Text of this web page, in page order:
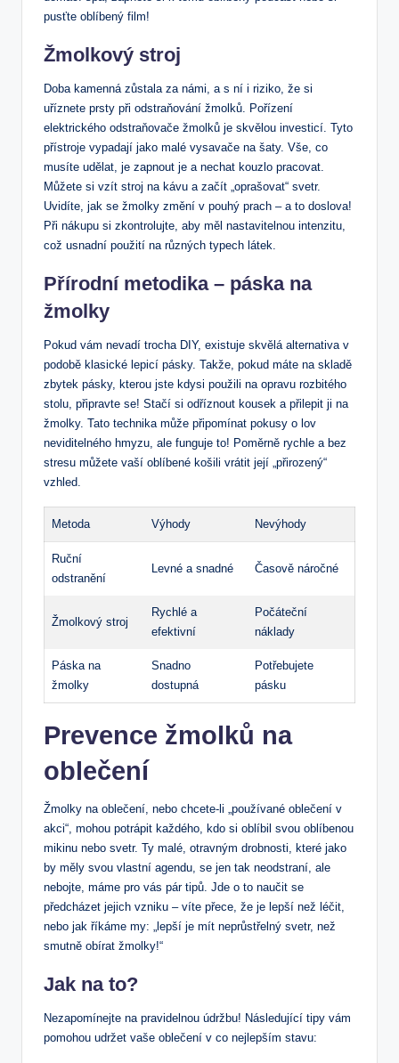
pusťte oblíbený ⁤film!
Žmolkový stroj
Doba kamenná zůstala za námi, ‍a s ní i riziko, že si
uříznete prsty při odstraňování žmolků. ‍Pořízení
elektrického odstraňovače žmolků je skvělou investicí. Tyto
přístroje vypadají‌ jako‌ malé vysavače na šaty. Vše,⁣ co
musíte udělat, ⁢je ‍zapnout je a nechat kouzlo pracovat.
Můžete si vzít ​stroj‍ na kávu a začít‌ „oprašovat“ svetr.​
Uvidíte, jak se žmolky změní v pouhý prach –‍ a to doslova!
Při nákupu⁢ si zkontrolujte, aby měl nastavitelnou intenzitu,
což usnadní použití na různých typech látek.
Přírodní ⁤metodika – páska na
žmolky
Pokud vám⁣ nevadí trocha DIY, existuje skvělá alternativa v
podobě klasické lepicí‌ pásky. Takže, pokud‌ máte na skladě
zbytek pásky, kterou jste kdysi použili na ‌opravu rozbitého
stolu, připravte​ se! Stačí ⁢si odříznout kousek ‍a přilepit ji na
žmolky. Tato technika může připomínat pokusy o lov
neviditelného⁣ hmyzu, ale funguje to! Poměrně rychle a bez
stresu můžete vaší oblíbené košili vrátit její „přirozený“
vzhled.
Metoda Výhody Nevýhody
Ruční
odstranění
Levné a snadné Časově náročné
Žmolkový stroj
Rychlé a
efektivní
Počáteční
⁤náklady
Páska ​na
žmolky
Snadno
dostupná
Potřebujete
pásku
Prevence žmolků na
oblečení
Žmolky na‌ oblečení, nebo chcete-li „používané oblečení ​v
akci“, mohou potrápit​ každého, kdo si oblíbil svou oblíbenou
mikinu⁣ nebo svetr. Ty malé, otravným drobnosti, které jako
by měly svou vlastní agendu, ‌se jen tak neodstraní, ale
nebojte, máme pro vás pár‌ tipů. Jde o to naučit se
předcházet jejich vzniku – víte přece, že je lepší než léčit,
nebo jak říkáme my: „lepší je mít neprůstřelný svetr, než
smutně obírat žmolky!“
Jak ⁤na to?
Nezapomínejte na pravidelnou údržbu! Následující tipy vám
pomohou udržet vaše oblečení v co nejlepším stavu: